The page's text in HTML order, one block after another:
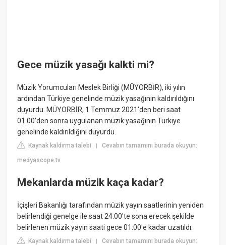
Gece müzik yasağı kalkti mi?
Müzik Yorumcuları Meslek Birliği (MÜYORBİR), iki yılın
ardından Türkiye genelinde müzik yasağının kaldırıldığını
duyurdu. MÜYORBİR, 1 Temmuz 2021'den beri saat
01.00'den sonra uygulanan müzik yasağının Türkiye
genelinde kaldırıldığını duyurdu.
Kaynak kaldırma talebi |Cevabın tamamını burada okuyun:
medyascope.tv
Mekanlarda müzik kaça kadar?
İçişleri Bakanlığı tarafından müzik yayın saatlerinin yeniden
belirlendiği genelge ile saat 24:00'te sona erecek şekilde
belirlenen müzik yayın saati gece 01:00'e kadar uzatıldı.
Kaynak kaldırma talebi |Cevabın tamamını burada okuyun: